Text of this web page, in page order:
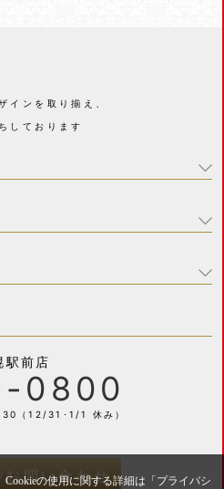
インを取り揃え、
しております
駅前店
0800
30（12/31･1/1 休み）
問い合わせ
の使用に関する詳細は「 プライバシ